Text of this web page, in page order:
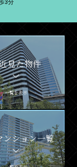
3分
見た物件
一覧を表示
ンション一覧